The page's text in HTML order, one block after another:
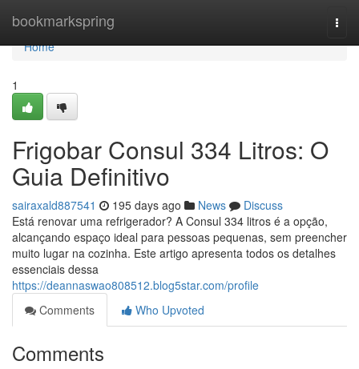
bookmarkspring
Home
Home
1
Frigobar Consul 334 Litros: O
Guia Definitivo
sairaxald887541 195 days ago News
Discuss
Está renovar uma refrigerador? A Consul 334 litros é a opção,
alcançando espaço ideal para pessoas pequenas, sem preencher
muito lugar na cozinha. Este artigo apresenta todos os detalhes
essenciais dessa
https://deannaswao808512.blog5star.com/profile
Comments
Who Upvoted
Comments